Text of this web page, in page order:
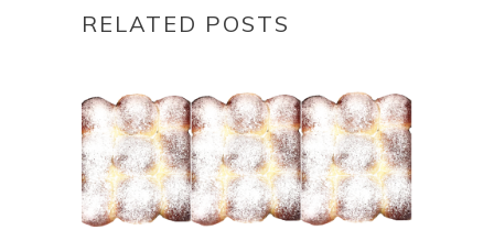
RELATED POSTS